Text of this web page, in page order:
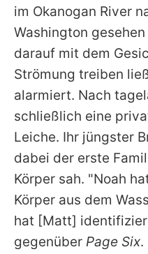
im Okanogan River
Washington
darauf mit dem
Strömung treiben
alarmiert. Nach
schließlich eine
Leiche. Ihr jüngster
dabei der erste
Körper sah. "Noah
Körper aus dem
hat [Matt]
gegenüber Page Six.